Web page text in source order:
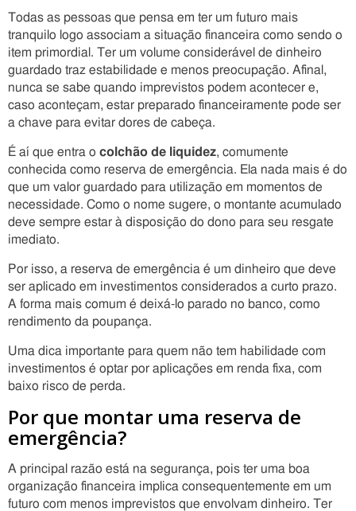
Todas as pessoas que pensa em ter um futuro mais
tranquilo logo associam a situação financeira como sendo o
item primordial. Ter um volume considerável de dinheiro
guardado traz estabilidade e menos preocupação. Afinal,
nunca se sabe quando imprevistos podem acontecer e,
caso aconteçam, estar preparado financeiramente pode ser
a chave para evitar dores de cabeça.
É aí que entra o colchão de liquidez, comumente
conhecida como reserva de emergência. Ela nada mais é do
que um valor guardado para utilização em momentos de
necessidade. Como o nome sugere, o montante acumulado
deve sempre estar à disposição do dono para seu resgate
imediato.
Por isso, a reserva de emergência é um dinheiro que deve
ser aplicado em investimentos considerados a curto prazo.
A forma mais comum é deixá-lo parado no banco, como
rendimento da poupança.
Uma dica importante para quem não tem habilidade com
investimentos é optar por aplicações em renda fixa, com
baixo risco de perda.
Por que montar uma reserva de
emergência?
A principal razão está na segurança, pois ter uma boa
organização financeira implica consequentemente em um
futuro com menos imprevistos que envolvam dinheiro. Ter